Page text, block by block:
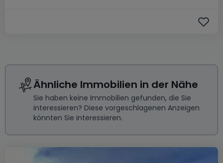
Ähnliche Immobilien in der Nähe
Sie haben keine Immobilien gefunden, die Sie
interessieren? Diese vorgeschlagenen Anzeigen
könnten Sie interessieren.